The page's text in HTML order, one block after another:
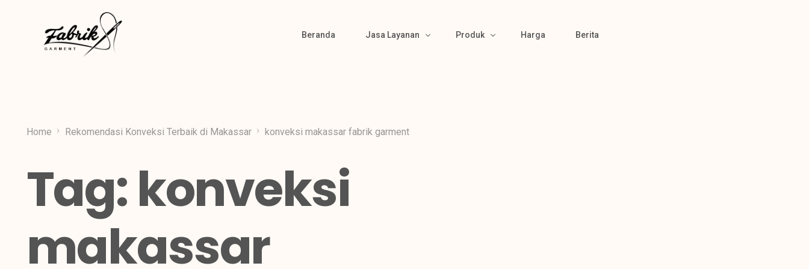
Beranda Jasa Layanan
Material Sourcing
Produk Harga Berita
Home Rekomendasi Konveksi Terbaik di Makassar konveksi makassar fabrik garment
Tag:konveksi
makassar